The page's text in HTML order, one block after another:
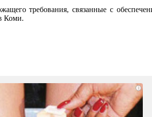
требования, связанные с
Коми.
i